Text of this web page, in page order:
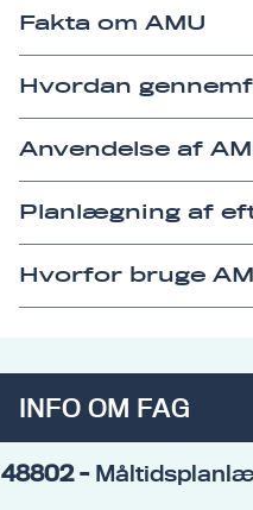
Fakta om AMU
Hvordan
Anvendelse af
Planlægning af
Hvorfor bruge
INFO OM FAG
48802-